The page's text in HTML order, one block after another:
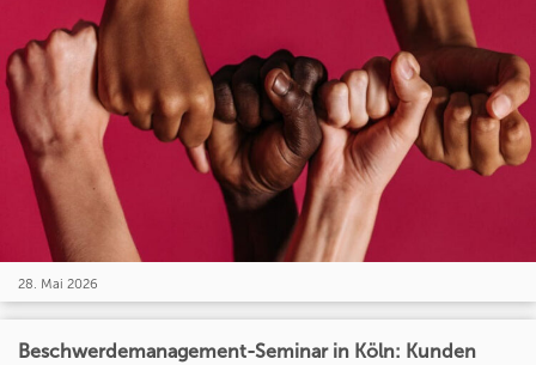
28. Mai 2026
Beschwerdemanagement-Seminar in Köln: Kunden